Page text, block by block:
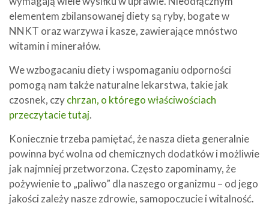
elementem zbilansowanej diety są ryby, bogate w
NNKT oraz warzywa i kasze, zawierające mnóstwo
witamin i minerałów.
We wzbogacaniu diety i wspomaganiu odporności
pomogą nam także naturalne lekarstwa, takie jak
czosnek, czychrzan, o którego właściwościach
przeczytacie tutaj.
Koniecznie trzeba pamiętać, że nasza dieta generalnie
powinna być wolna od chemicznych dodatków i możliwie
jak najmniej przetworzona. Często zapominamy, że
pożywienie to „paliwo” dla naszego organizmu – od jego
jakości zależy nasze zdrowie, samopoczucie i witalność.